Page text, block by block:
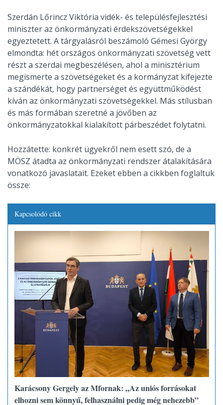
Szerdán Lőrincz Viktória vidék- és településfejlesztési
miniszter az önkormányzati érdekszövetségekkel
egyeztetett. A tárgyalásról beszámoló Gémesi György
elmondta: hét országos önkormányzati szövetség vett
részt a szerdai megbeszélésen, ahol a minisztérium
megismerte a szövetségeket és a kormányzat kifejezte
a szándékát, hogy partnerséget és együttműködést
kíván az önkormányzati szövetségekkel. Más stílusban
és más formában szeretné a jövőben az
önkormányzatokkal kialakított párbeszédet folytatni.
Hozzátette: konkrét ügyekről nem esett szó, de a
MÖSZ átadta az önkormányzati rendszer átalakítására
vonatkozó javaslatait. Ezeket ebben a cikkben foglaltuk
össze:
Kapcsolódó cikk
Karácsony Gergely az Mfornak: „Az uniós forrásokat
elhozni sem könnyű, felhasználni pedig még nehezebb”